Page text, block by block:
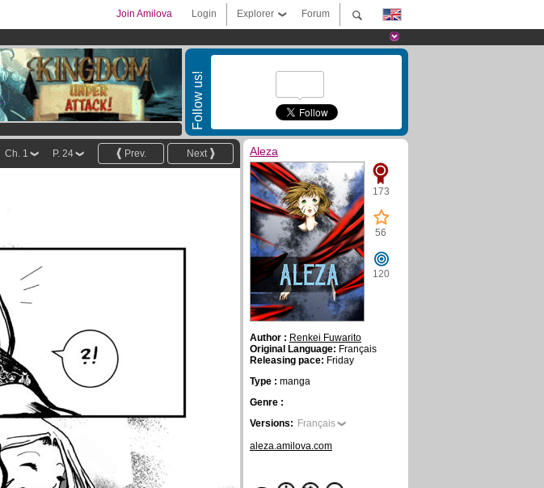
Forum
Explorer
Login
Join Amilova
Follow us!
Next
Prev.
P. 24
Ch. 1 Aleza
173
56
120
Author : Renkei Fuwarito
Original Language: Français
Releasing pace: Friday
Type : manga
Genre :
Versions: Français
aleza.amilova.com